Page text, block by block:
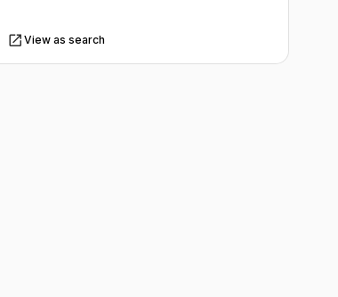
View as search